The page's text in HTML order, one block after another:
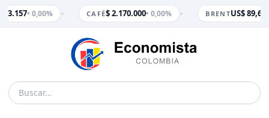
3.157• 0,00% CAFÉ$ 2.170.000• 0,00% BRENTUS$ 89,65